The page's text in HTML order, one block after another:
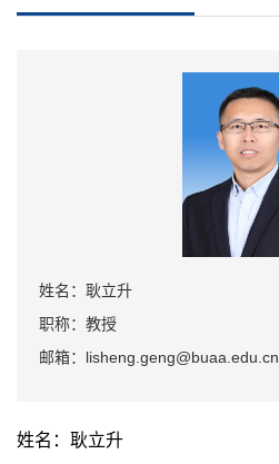
姓名：耿立升
职称：教授
邮箱：lisheng.geng@buaa.edu.cn
姓名：耿立升